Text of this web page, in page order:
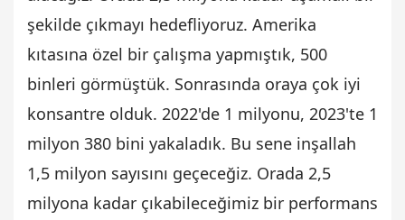
şekilde çıkmayı hedefliyoruz. Amerika
kıtasına özel bir çalışma yapmıştık, 500
binleri görmüştük. Sonrasında oraya çok iyi
konsantre olduk. 2022'de 1 milyonu, 2023'te 1
milyon 380 bini yakaladık. Bu sene inşallah
1,5 milyon sayısını geçeceğiz. Orada 2,5
milyona kadar çıkabileceğimiz bir performans